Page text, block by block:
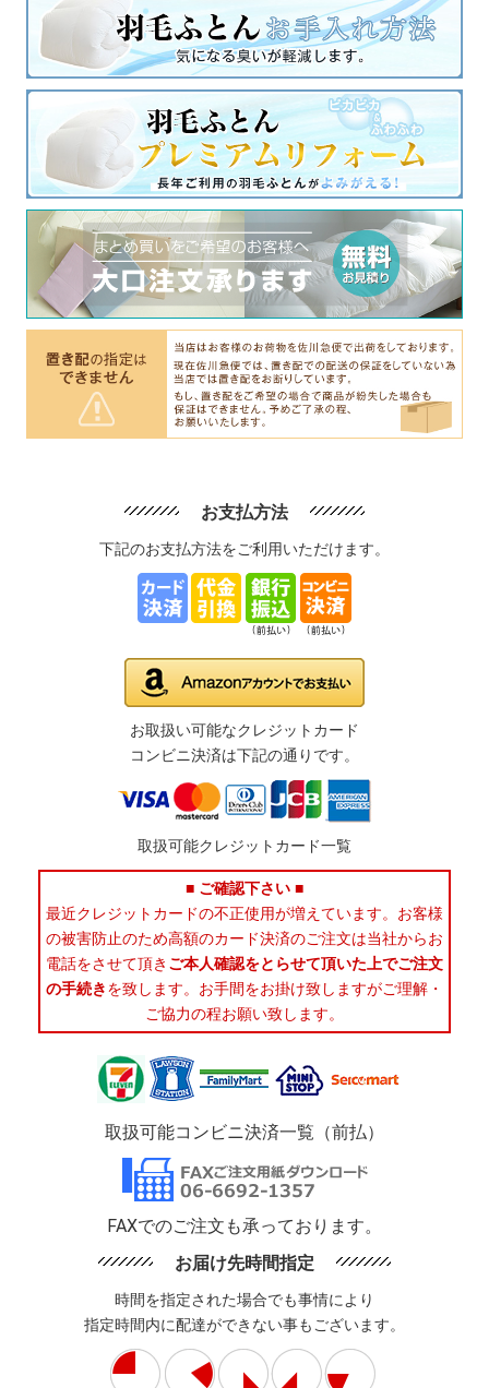
お支払方法
下記のお支払方法をご利用いただけます。
お取扱い可能なクレジットカード
コンビニ決済は下記の通りです。
取扱可能クレジットカード一覧
■ ご確認下さい ■
最近クレジットカードの不正使用が増えています。お客様
の被害防止のため高額のカード決済のご注文は当社からお
電話をさせて頂き ご本人確認をとらせて頂いた上でご注文
の手続きを致します。お手間をお掛け致しますがご理解・
ご協力の程お願い致します。
取扱可能コンビニ決済一覧（前払）
FAXでのご注文も承っております。
お届け先時間指定
時間を指定された場合でも事情により
指定時間内に配達ができない事もございます。